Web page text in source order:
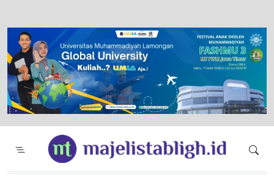
Majelis Tabligh Muhammadiyah
Syiar Dakwah Islam Berkemajuan dan